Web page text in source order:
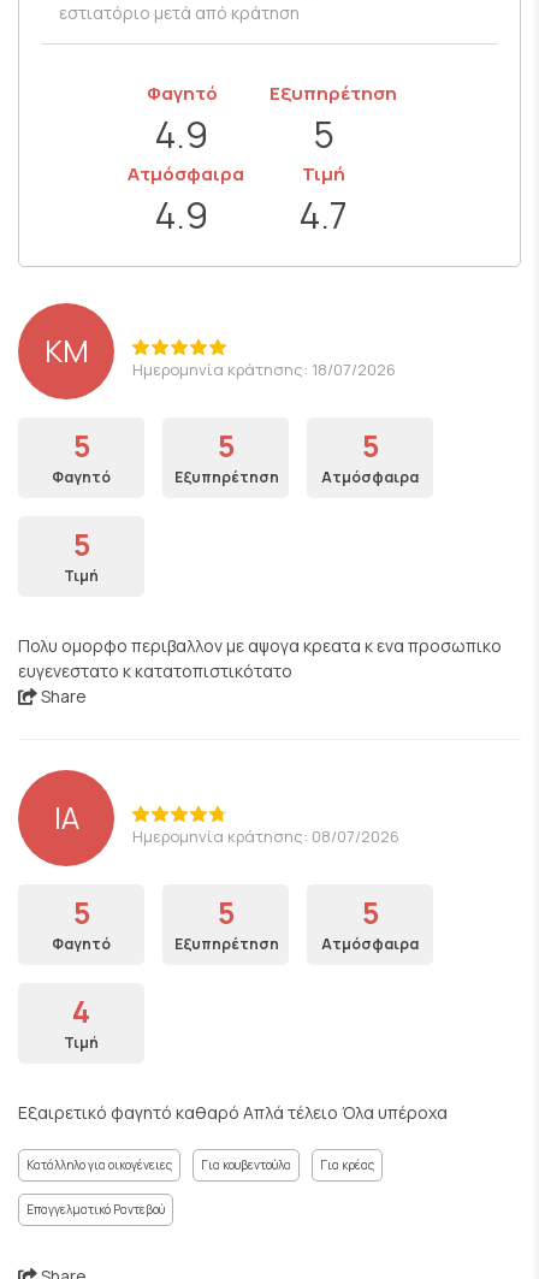
εστιατόριο μετά από κράτηση
Φαγητό
4.9
Εξυπηρέτηση
5
Ατμόσφαιρα
4.9
Τιμή
4.7
KM Ημερομηνία κράτησης: 18/07/2026
5
Φαγητό
5
Εξυπηρέτηση
5
Ατμόσφαιρα
5
Τιμή
Πολυ ομορφο περιβαλλον με αψογα κρεατα κ ενα προσωπικο
ευγενεστατο κ κατατοπιστικότατο
Share
IA Ημερομηνία κράτησης: 08/07/2026
5
Φαγητό
5
Εξυπηρέτηση
5
Ατμόσφαιρα
4
Τιμή
Εξαιρετικό φαγητό καθαρό Απλά τέλειο Όλα υπέροχα
Κατάλληλο για οικογένειες Για κουβεντούλα Για κρέας
Επαγγελματικό Ραντεβού